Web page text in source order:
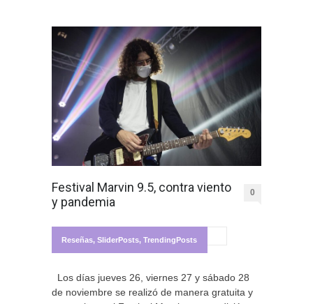
Festival Marvin 9.5, contra viento
y pandemia
0
Reseñas, SliderPosts, TrendingPosts
Los días jueves 26, viernes 27 y sábado 28
de noviembre se realizó de manera gratuita y